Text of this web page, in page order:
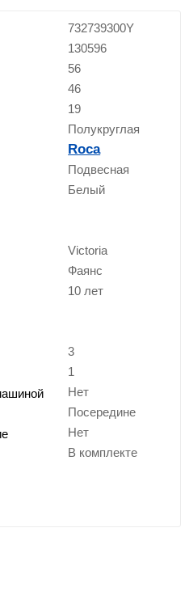
732739300Y
130596
56
46
19
Полукруглая
Roca
Подвесная
Белый
Victoria
Фаянс
10 лет
3
1
Нет
Посередине
Нет
В комплекте